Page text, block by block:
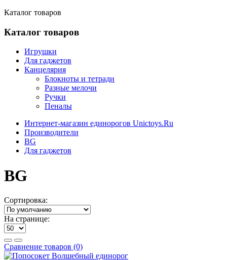
Каталог товаров
Каталог товаров
Игрушки
Для гаджетов
Канцелярия
Блокноты и тетради
Разные мелочи
Ручки
Пеналы
Интернет-магазин единорогов Unictoys.Ru
Производители
BG
Для гаджетов
BG
Сортировка:
На странице:
Сравнение товаров (0)